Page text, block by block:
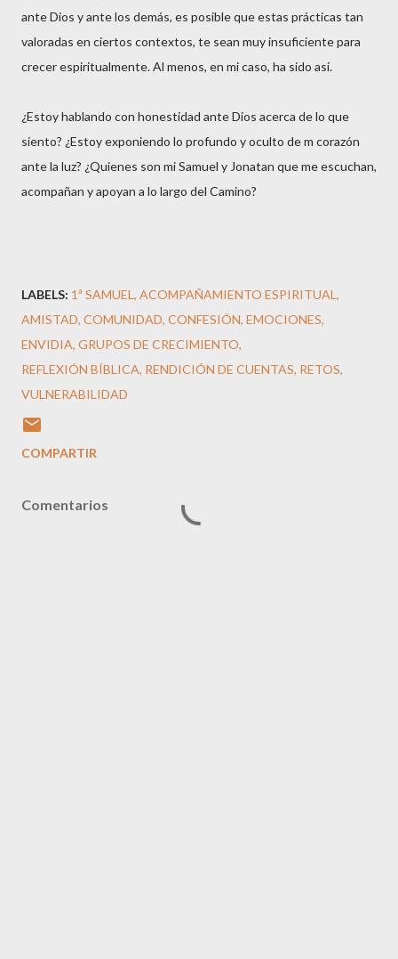
ante Dios y ante los demás, es posible que estas prácticas tan
valoradas en ciertos contextos, te sean muy insuficiente para
crecer espiritualmente. Al menos, en mi caso, ha sido así.
¿Estoy hablando con honestidad ante Dios acerca de lo que
siento? ¿Estoy exponiendo lo profundo y oculto de m corazón
ante la luz? ¿Quienes son mi Samuel y Jonatan que me escuchan,
acompañan y apoyan a lo largo del Camino?
LABELS: 1ª SAMUEL ACOMPAÑAMIENTO ESPIRITUAL
AMISTAD COMUNIDAD CONFESIÓN EMOCIONES
ENVIDIA GRUPOS DE CRECIMIENTO
REFLEXIÓN BÍBLICA RENDICIÓN DE CUENTAS RETOS
VULNERABILIDAD
COMPARTIR
Comentarios